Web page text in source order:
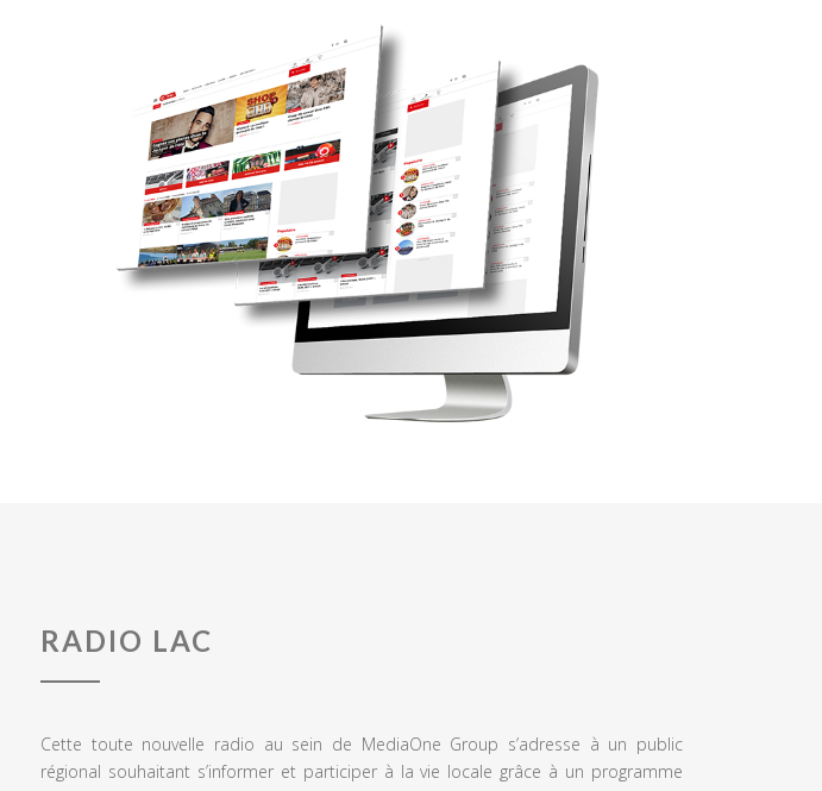
RADIO LAC
Cette toute nouvelle radio au sein de MediaOne Group s’adresse à un public
régional souhaitant s’informer et participer à la vie locale grâce à un programme